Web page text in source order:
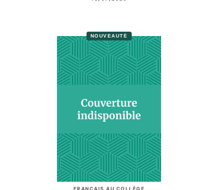
NOUVEAUTÉ
FRANÇAIS AU COLLÈGE